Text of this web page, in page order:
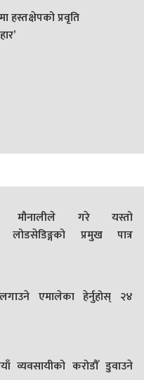
हस्तक्षेपको प्रवृति
मौनालीले गरे यस्तो
लोडसेडिङ्गको प्रमुख पात्र
लगाउने एमालेका हेर्नुहोस् २४
व्यवसायीको करोडौँ डुवाउने